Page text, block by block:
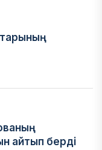
айтып берді